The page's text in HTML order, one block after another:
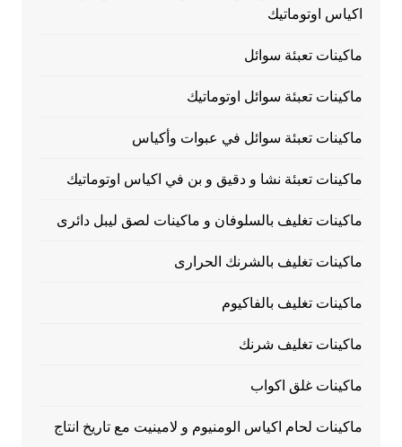
اكياس اوتوماتيك
ماكينات تعبئة سوائل
ماكينات تعبئة سوائل اوتوماتيك
ماكينات تعبئة سوائل في عبوات وأكياس
ماكينات تعبئة نشا و دقيق و بن في اكياس اوتوماتيك
ماكينات تغليف بالسلوفان و ماكينات لصق ليبل دائرى
ماكينات تغليف بالشرنك الحرارى
ماكينات تغليف بالفاكيوم
ماكينات تغليف شرنك
ماكينات غلق اكواب
ماكينات لحام اكياس الومنيوم و لامينيت مع تاريخ انتاج